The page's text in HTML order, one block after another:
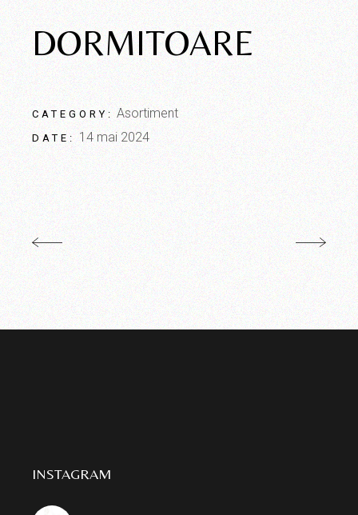
DORMITOARE
CATEGORY: Asortiment
DATE: 14 mai 2024
INSTAGRAM